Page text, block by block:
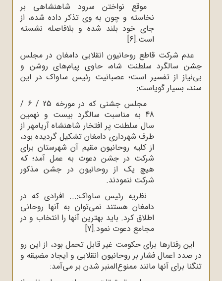
موقع نواختن سرود شاهنشاهی بر
نخاسته و چون به وی تذکر داده شده، از
جای خود بلند شده و بلافاصله نشسته
است.[6]
عدم شرکت قاطع روحانیون انقلابی دامغان در مجلس
جشن سالگرد سلطنت شاه، حاوی پیام‌های روشن و
بی‌نیاز از تفسیر است؛ عصبانیت رئیس ساواک در این
سند، بسیار گویاست:
مجلس جشنی که در مورخه 25 / 6 /
48 به مناسبت سالگرد بیست و نهمین
سال سلطنت پر افتخار شاهنشاه آریامهر از
طرف شهرداری دامغان تشکیل گردیده بود،
از کلیه روحانیون مقیم آن شهرستان برای
شرکت در جشن دعوت به عمل آمد؛ که
هیچ یک از روحانیون در جشن مذکور
شرکت ننمودند.
نظریه رئیس ساواک:... افرادی که در
دامغان هستند نمی‌توان به آنها روحانی
اطلاق کرد. باید بهترین آنها را انتخاب و در
مجامع دعوت نمود.[7]
این رفتارها برای حکومت غیر قابل تحمل بود، از این رو
در صدد اعمال فشار بر روحانیون انقلابی و ایجاد مضیقه و
تنگنا برای آنها مانند ممنوع‌المنبر شدن بر می‌آمد: